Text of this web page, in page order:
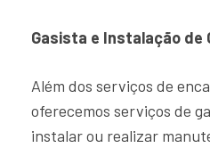
Gasista e Instalação de
Além dos serviços de
oferecemos serviços de
instalar ou realizar